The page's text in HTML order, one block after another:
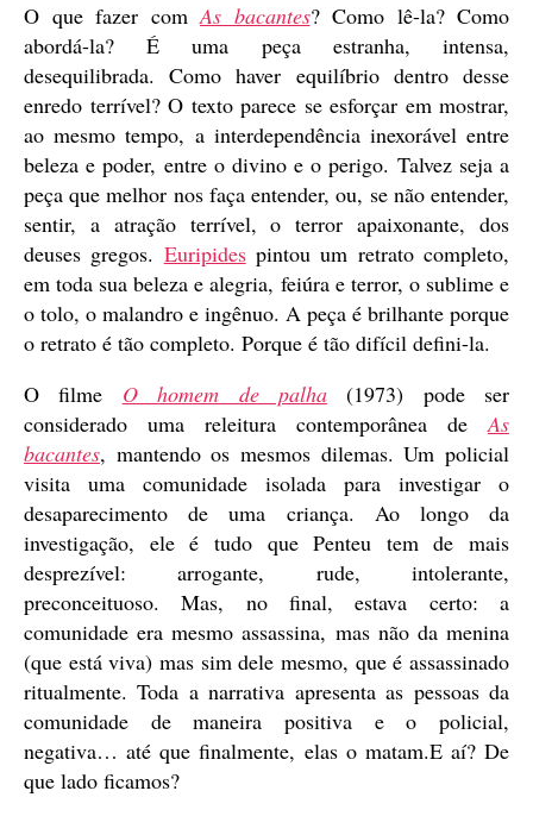
O que fazer comAs bacantes? Como lê-la? Como
abordá-la? É uma peça estranha, intensa,
desequilibrada. Como haver equilíbrio dentro desse
enredo terrível? O texto parece se esforçar em mostrar,
ao mesmo tempo, a interdependência inexorável entre
beleza e poder, entre o divino e o perigo. Talvez seja a
peça que melhor nos faça entender, ou, se não entender,
sentir, a atração terrível, o terror apaixonante, dos
deuses gregos. Euripidespintou um retrato completo,
em toda sua beleza e alegria, feiúra e terror, o sublime e
o tolo, o malandro e ingênuo. A peça é brilhante porque
o retrato é tão completo. Porque é tão difícil defini-la.
O filme O homem de palha(1973) pode ser
considerado uma releitura contemporânea deAs
bacantes, mantendo os mesmos dilemas. Um policial
visita uma comunidade isolada para investigar o
desaparecimento de uma criança. Ao longo da
investigação, ele é tudo que Penteu tem de mais
desprezível: arrogante, rude, intolerante,
preconceituoso. Mas, no final, estava certo: a
comunidade era mesmo assassina, mas não da menina
(que está viva) mas sim dele mesmo, que é assassinado
ritualmente. Toda a narrativa apresenta as pessoas da
comunidade de maneira positiva e o policial,
negativa… até que finalmente, elas o matam.E aí? De
que lado ficamos?